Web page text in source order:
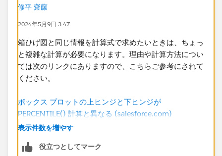
[p年休取得率]は年休取得実績と年休取得実績+年休取得
何卒ご教示のほどよろしくお願いいたします。
修平 齋藤
2024年5月9日 3:47
箱ひげ図と同じ情報を計算式で求めたいときは​、ちょっ
と複雑な計算が必要になります。理由や計算方法につい
ては次のリンクにありますので、こちらご参考にされて
ください。
ボックス プロットの上ヒンジと下ヒンジが
PERCENTILE() 計算と異なる (salesforce.com)
Tableauでの四分位数の算出ロジック - GRI Blog
How to do Box Plot Calculations in Tableau - The
表示件数を増やす
役立つとしてマーク